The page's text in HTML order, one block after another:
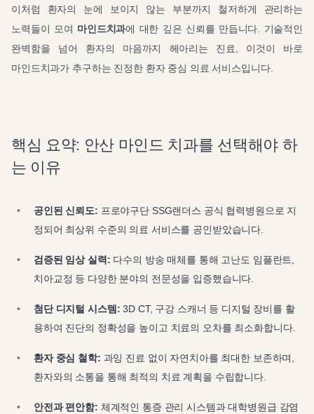
이처럼 환자의 눈에 보이지 않는 부분까지 철저하게 관리하는
노력들이 모여 마인드치과에 대한 깊은 신뢰를 만듭니다. 기술적인
완벽함을 넘어 환자의 마음까지 헤아리는 진료, 이것이 바로
마인드치과가 추구하는 진정한 환자 중심 의료 서비스입니다.
핵심 요약: 안산 마인드 치과를 선택해야 하
는 이유
공인된 신뢰도: 프로야구단 SSG랜더스 공식 협력병원으로 지
정되어 최상위 수준의 의료 서비스를 공인받았습니다.
검증된 임상 실력: 다수의 방송 매체를 통해 고난도 임플란트,
치아교정 등 다양한 분야의 전문성을 입증했습니다.
첨단 디지털 시스템: 3D CT, 구강 스캐너 등 디지털 장비를 활
용하여 진단의 정확성을 높이고 치료의 오차를 최소화합니다.
환자 중심 철학: 과잉 진료 없이 자연치아를 최대한 보존하며,
환자와의 소통을 통해 최적의 치료 계획을 수립합니다.
안전과 편안함: 체계적인 통증 관리 시스템과 대학병원급 감염